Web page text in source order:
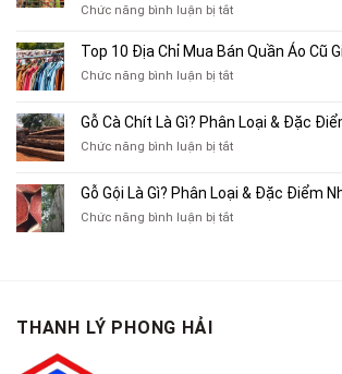
Chuyên
Bán
Xe
Cũ,
Xe
Cũ
TP.HCM
Chức năng bình luận bị tắtở
10
Thu
Sách
Tạp
Chí
Top 10 Địa Chỉ Mua Bán Quần Áo Cũ
Chức năng bình luận bị tắtở
Địa
Chỉ
Bán
Áo
Gỗ Cà Chít Là Gì? Phân Loại & Đặc
Chức năng bình luận bị tắtở
Chít
Là
Gỗ Gội Là Gì? Phân Loại & Đặc Điểm
Chức năng bình luận bị tắtở
THANH LÝ PHONG HẢI